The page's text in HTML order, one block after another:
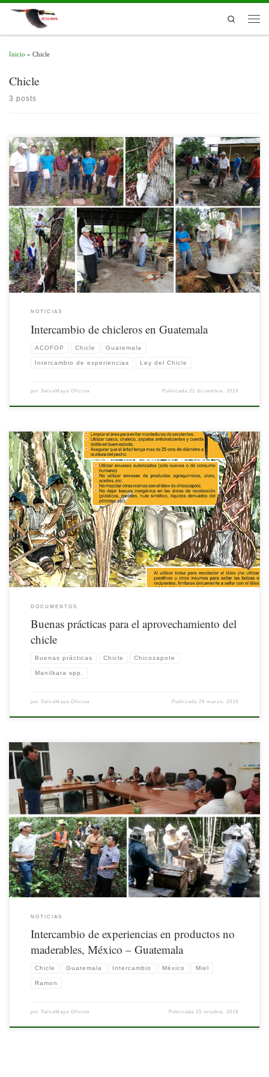
Skip to content
Search
Inicio » Chicle
Chicle
3 posts
La Asociación de Comunidades Forestales de Petén (ACOFOP) y el Programa Selva
Maya, de la Cooperación Técnica Alemana (GIZ); facilitaron un intercambio de
experiencias entre chicleros expertos, jóvenes chicleros y aspirantes a chicleros del
17 al 19 de diciembre.
NOTICIAS
Intercambio de chicleros en Guatemala
ACOFOP Chicle Guatemala
Intercambio de experiencias Ley del Chicle
por SelvaMaya Oficina Publicada21 diciembre, 2019
DOCUMENTOS
Buenas prácticas para el aprovechamiento del
chicle
Buenas prácticas Chicle Chicozapote
Manilkara spp.
por SelvaMaya Oficina Publicada 29 marzo, 2019
En la región Selva Maya hay cada vez mayor sensibilidad y participación en
actividades que simultáneamente generan ingresos a las familias y aseguran la
conservación del entorno natural. Los espacios que permiten compartir
experiencias en el desarrollo de este tipo de actividades son sin duda una sustancial
fuente de aprendizaje.
NOTICIAS
Intercambio de experiencias en productos no
maderables, México – Guatemala
Chicle Guatemala Intercambio México Miel
Ramon
por SelvaMaya Oficina Publicada 15 octubre, 2018